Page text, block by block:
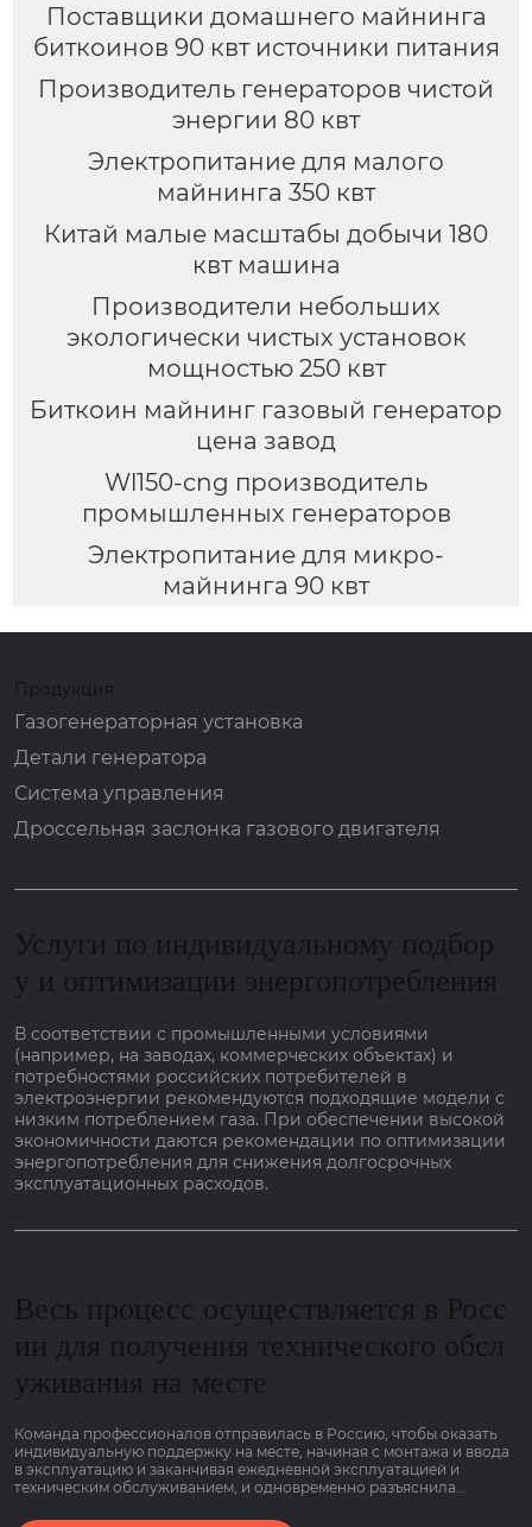
Поставщики домашнего майнинга
биткоинов 90 квт источники питания
Производитель генераторов чистой
энергии 80 квт
Электропитание для малого
майнинга 350 квт
Китай малые масштабы добычи 180
квт машина
Производители небольших
экологически чистых установок
мощностью 250 квт
Биткоин майнинг газовый генератор
цена завод
Wl150-cng производитель
промышленных генераторов
Электропитание для микро-
майнинга 90 квт
Продукция
Газогенераторная установка
Детали генератора
Система управления
Дроссельная заслонка газового двигателя
Услуги по индивидуальному подбор
у и оптимизации энергопотребления
В соответствии с промышленными условиями
(например, на заводах, коммерческих объектах) и
потребностями российских потребителей в
электроэнергии рекомендуются подходящие модели с
низким потреблением газа. При обеспечении высокой
экономичности даются рекомендации по оптимизации
энергопотребления для снижения долгосрочных
эксплуатационных расходов.
Весь процесс осуществляется в Росс
ии для получения технического обсл
уживания на месте
Команда профессионалов отправилась в Россию, чтобы оказать
индивидуальную поддержку на месте, начиная с монтажа и ввода
в эксплуатацию и заканчивая ежедневной эксплуатацией и
техническим обслуживанием, и одновременно разъяснила
потреблением газа и гарантией сроком на 2 года, чтобы клиенты